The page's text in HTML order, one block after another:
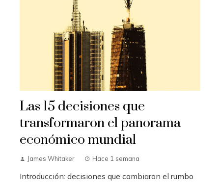
Las 15 decisiones que
transformaron el panorama
económico mundial
James Whitaker Hace 1 semana
Introducción: decisiones que cambiaron el rumbo